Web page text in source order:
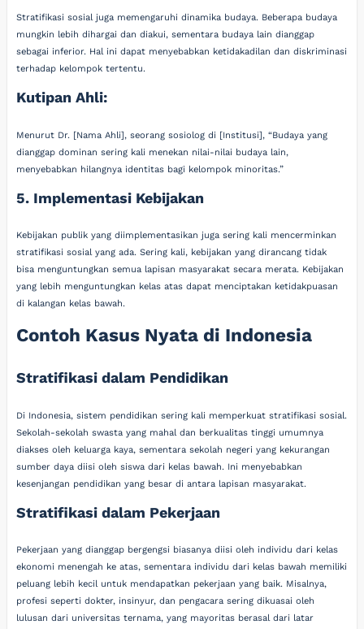
Stratifikasi sosial juga memengaruhi dinamika budaya. Beberapa budaya
mungkin lebih dihargai dan diakui, sementara budaya lain dianggap
sebagai inferior. Hal ini dapat menyebabkan ketidakadilan dan diskriminasi
terhadap kelompok tertentu.
Kutipan Ahli:
Menurut Dr. [Nama Ahli], seorang sosiolog di [Institusi], “Budaya yang
dianggap dominan sering kali menekan nilai-nilai budaya lain,
menyebabkan hilangnya identitas bagi kelompok minoritas.”
5. Implementasi Kebijakan
Kebijakan publik yang diimplementasikan juga sering kali mencerminkan
stratifikasi sosial yang ada. Sering kali, kebijakan yang dirancang tidak
bisa menguntungkan semua lapisan masyarakat secara merata. Kebijakan
yang lebih menguntungkan kelas atas dapat menciptakan ketidakpuasan
di kalangan kelas bawah.
Contoh Kasus Nyata di Indonesia
Stratifikasi dalam Pendidikan
Di Indonesia, sistem pendidikan sering kali memperkuat stratifikasi sosial.
Sekolah-sekolah swasta yang mahal dan berkualitas tinggi umumnya
diakses oleh keluarga kaya, sementara sekolah negeri yang kekurangan
sumber daya diisi oleh siswa dari kelas bawah. Ini menyebabkan
kesenjangan pendidikan yang besar di antara lapisan masyarakat.
Stratifikasi dalam Pekerjaan
Pekerjaan yang dianggap bergengsi biasanya diisi oleh individu dari kelas
ekonomi menengah ke atas, sementara individu dari kelas bawah memiliki
peluang lebih kecil untuk mendapatkan pekerjaan yang baik. Misalnya,
profesi seperti dokter, insinyur, dan pengacara sering dikuasai oleh
lulusan dari universitas ternama, yang mayoritas berasal dari latar